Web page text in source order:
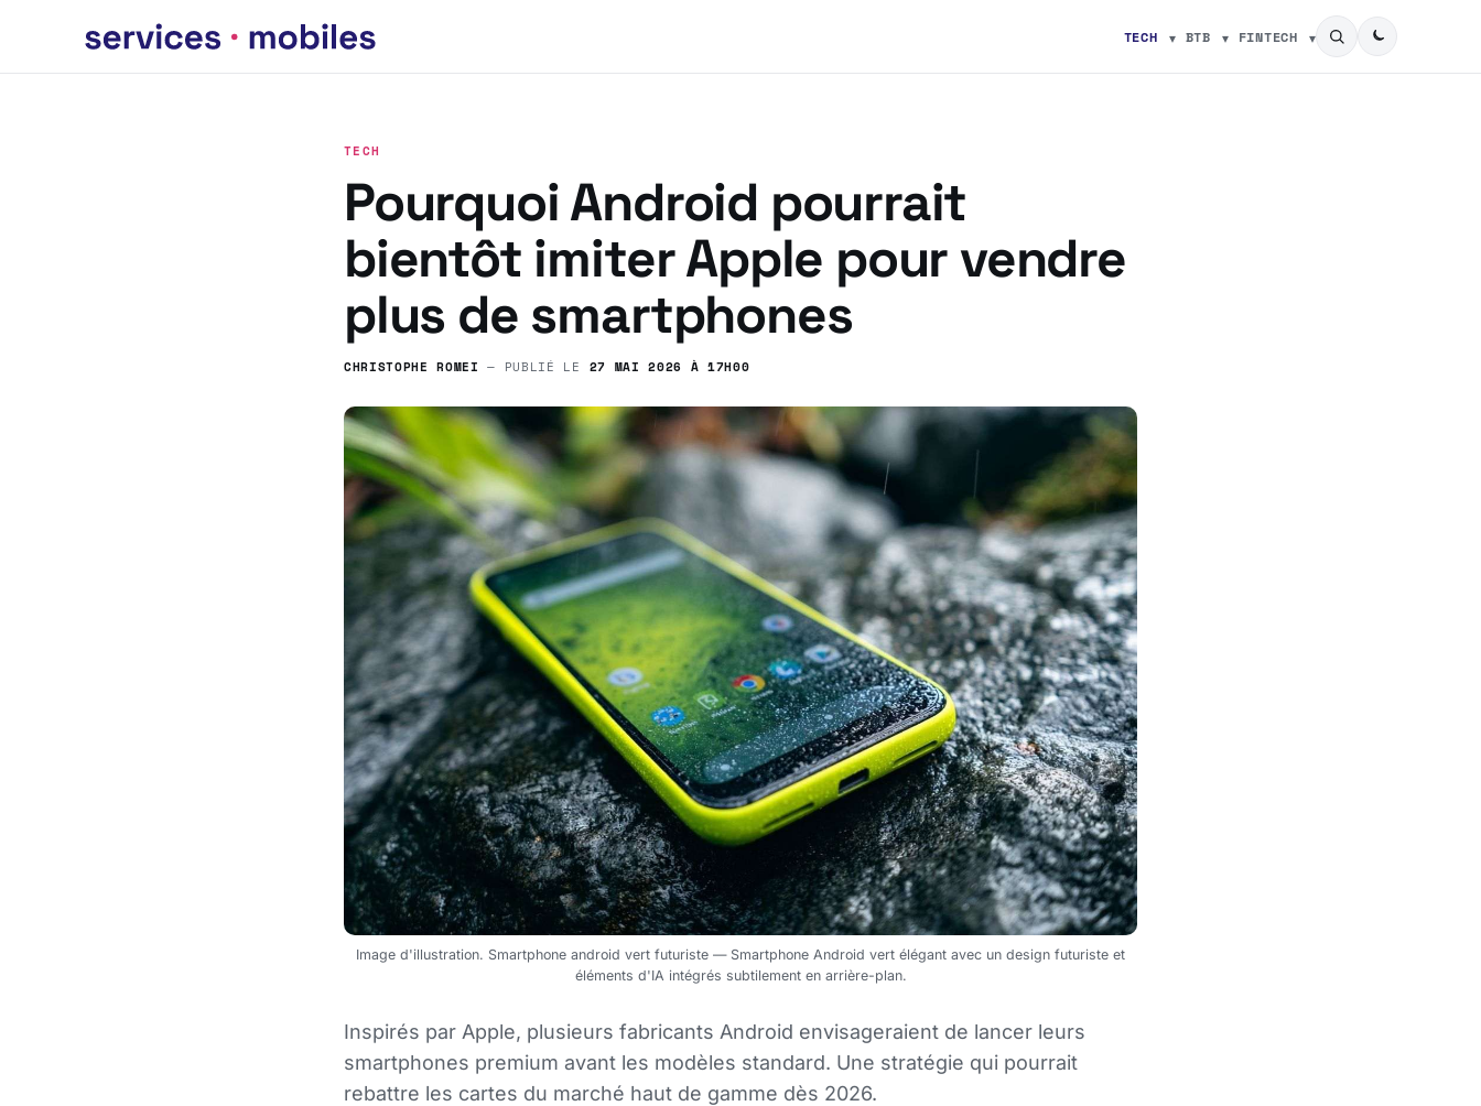
TECH BTB FINTECH
TECH
Pourquoi Android pourrait
bientôt imiter Apple pour vendre
plus de smartphones
CHRISTOPHE ROMEI — PUBLIÉ LE 27 MAI 2026 À 17H00
Image d'illustration. Smartphone android vert futuriste — Smartphone Android vert élégant avec un design futuriste et
éléments d'IA intégrés subtilement en arrière-plan.
Inspirés par Apple, plusieurs fabricants Android envisageraient de lancer leurs
smartphones premium avant les modèles standard. Une stratégie qui pourrait
rebattre les cartes du marché haut de gamme dès 2026.